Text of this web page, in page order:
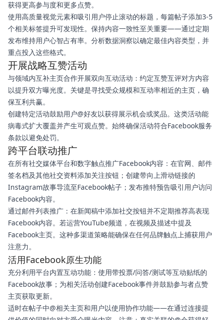
获得更高参与度和更多点赞。
使用高质量视觉元素和吸引用户停止滚动的标题，每篇帖子添加3-5
个相关标签提升可发现性。保持内容一致性至关重要——通过定期
发布维持用户心智占有率。分析数据洞察以确定最佳内容类型，并
重点投入这些格式。
开展战略互赞活动
与领域内互补主页合作开展双向互动活动：约定互赞互评对方内容
以提升双方曝光度。关键是寻找受众规模和互动率相近的主页，确
保互利共赢。
创建特定活动鼓励用户@好友以获得展示机会或奖品。这类活动能
病毒式扩大覆盖并产生可观点赞。始终确保活动符合Facebook服务
条款以避免处罚。
跨平台联动推广
在所有社交媒体平台和数字触点推广Facebook内容：在官网、邮件
签名档及其他社交资料添加关注按钮；创建带向上滑动链接的
Instagram故事导流至Facebook帖子；发布推特预告吸引用户访问
Facebook内容。
通过邮件列表推广：在新闻稿中添加社交按钮并不定期推荐高表现
Facebook内容。若运营YouTube频道，在视频及描述中提及
Facebook主页。这种多渠道策略能确保在任何品牌触点上捕获用户
注意力。
活用Facebook原生功能
充分利用平台内置互动功能：使用带投票/问答/测试等互动贴纸的
Facebook故事；为相关活动创建Facebook事件并鼓励参与者点赞
主页获取更新。
适时在帖子中@相关主页和用户以使用协作功能——在通过连接提